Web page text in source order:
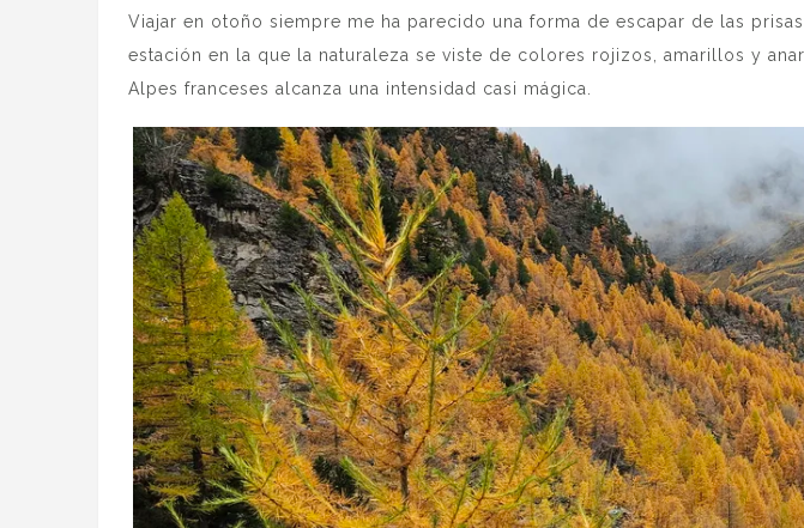
Viajar en otoño siempre me ha parecido una forma de escapar de las
estación en la que la naturaleza se viste de colores rojizos, amarillos y
Alpes franceses alcanza una intensidad casi mágica.